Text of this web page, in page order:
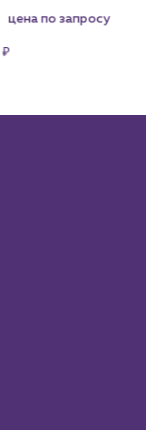
₽
цена по запросу